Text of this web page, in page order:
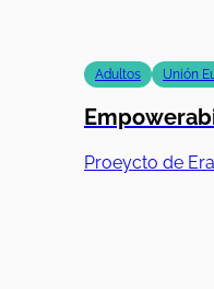
Adultos Unión
Proeycto de